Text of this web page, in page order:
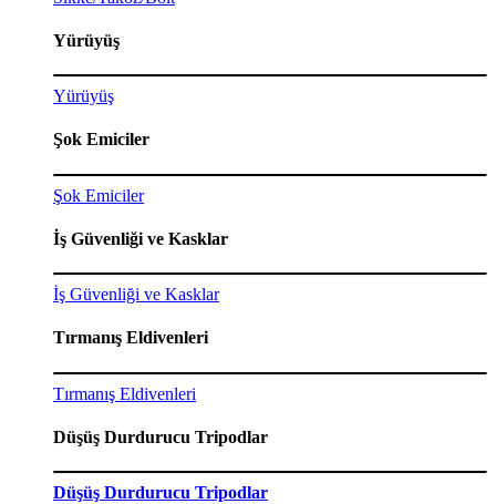
Yürüyüş
Yürüyüş
Şok Emiciler
Şok Emiciler
İş Güvenliği ve Kasklar
İş Güvenliği ve Kasklar
Tırmanış Eldivenleri
Tırmanış Eldivenleri
Düşüş Durdurucu Tripodlar
Düşüş Durdurucu Tripodlar